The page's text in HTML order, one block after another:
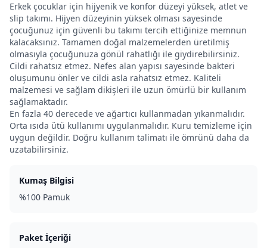
Erkek çocuklar için hijyenik ve konfor düzeyi yüksek, atlet ve
slip takımı. Hijyen düzeyinin yüksek olması sayesinde
çocuğunuz için güvenli bu takımı tercih ettiğinize memnun
kalacaksınız. Tamamen doğal malzemelerden üretilmiş
olmasıyla çocuğunuza gönül rahatlığı ile giydirebilirsiniz.
Cildi rahatsız etmez. Nefes alan yapısı sayesinde bakteri
oluşumunu önler ve cildi asla rahatsız etmez. Kaliteli
malzemesi ve sağlam dikişleri ile uzun ömürlü bir kullanım
sağlamaktadır.
En fazla 40 derecede ve ağartıcı kullanmadan yıkanmalıdır.
Orta ısıda ütü kullanımı uygulanmalıdır. Kuru temizleme için
uygun değildir. Doğru kullanım talimatı ile ömrünü daha da
uzatabilirsiniz.
Kumaş Bilgisi
%100 Pamuk
Paket İçeriği